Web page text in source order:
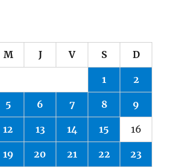
M J V S D
1 2
5 6 7 8 9
12 13 14 15 16
19 20 21 22 23